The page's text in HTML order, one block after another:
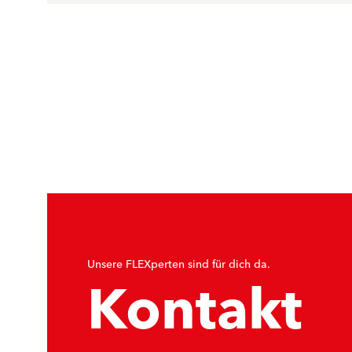
Unsere FLEXperten sind für dich da.
Kontakt